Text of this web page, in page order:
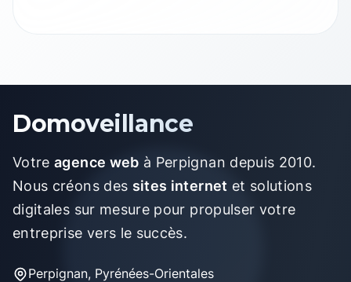
Domoveillance
Votreagence web à Perpignan depuis 2010.
Nous créons des sites internet et solutions
digitales sur mesure pour propulser votre
entreprise vers le succès.
Perpignan, Pyrénées-Orientales